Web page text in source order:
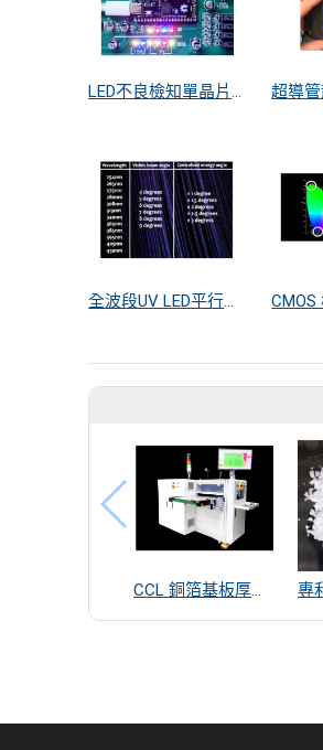
LED不良檢知單晶片模組
全波段UV LED平行光源系列
CCL 銅箔基板厚度量測